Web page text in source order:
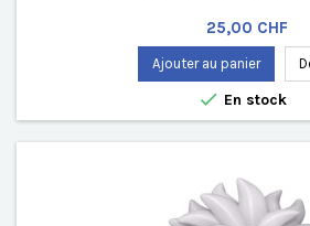
Prix
25,00 CHF
Ajouter au panier
 En stock